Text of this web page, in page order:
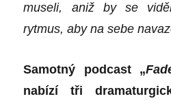
museli, aniž by se
rytmus, aby na sebe
Samotný podcast „
nabízí tři